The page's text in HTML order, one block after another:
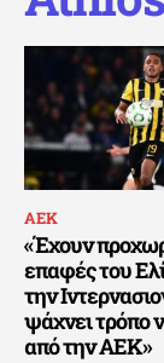
ΑΕΚ
«Έχουν
επαφές του
την
ψάχνει τρόπο
από την ΑΕΚ»